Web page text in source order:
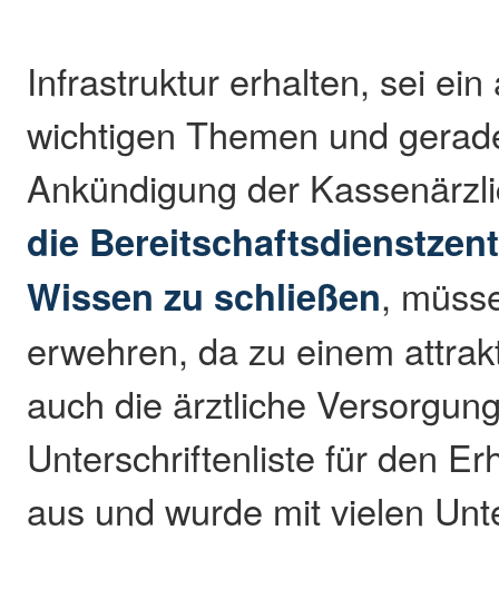
Infrastruktur erhalten, sei
wichtigen Themen und
Ankündigung der
die
Wissen zu schließen,
erwehren, da zu einem
auch die ärztliche
Unterschriftenliste für den
aus und wurde mit vielen